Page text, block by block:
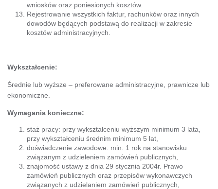
wniosków oraz poniesionych kosztów.
Rejestrowanie wszystkich faktur, rachunków oraz innych
dowodów będących podstawą do realizacji w zakresie
kosztów administracyjnych.
Wykształcenie:
Średnie lub wyższe – preferowane administracyjne, prawnicze lub
ekonomiczne.
Wymagania konieczne:
staż pracy: przy wykształceniu wyższym minimum 3 lata,
przy wykształceniu średnim minimum 5 lat,
doświadczenie zawodowe: min. 1 rok na stanowisku
związanym z udzieleniem zamówień publicznych,
znajomość ustawy z dnia 29 stycznia 2004r. Prawo
zamówień publicznych oraz przepisów wykonawczych
związanych z udzielaniem zamówień publicznych,